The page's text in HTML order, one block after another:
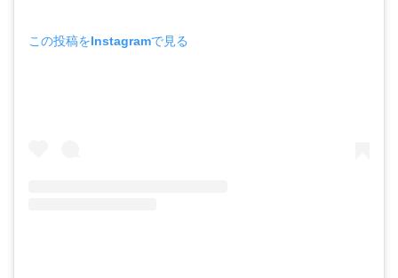
この投稿をInstagramで見る